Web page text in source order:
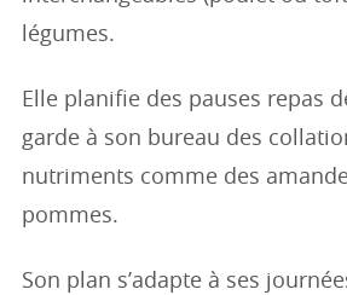
légumes.
Elle planifie des pauses repas
garde à son bureau des
nutriments comme des
pommes.
Son plan s’adapte à ses